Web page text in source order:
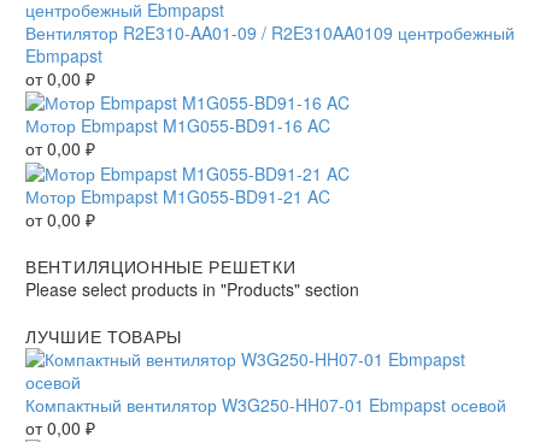
Вентилятор R2E310-AA01-09 / R2E310AA0109 центробежный
Ebmpapst
от0,00 ₽
Мотор Ebmpapst M1G055-BD91-16 AC
от0,00 ₽
Мотор Ebmpapst M1G055-BD91-21 AC
от0,00 ₽
ВЕНТИЛЯЦИОННЫЕ РЕШЕТКИ
Please select products in "Products" section
ЛУЧШИЕ ТОВАРЫ
Компактный вентилятор W3G250-HH07-01 Ebmpapst осевой
от0,00 ₽